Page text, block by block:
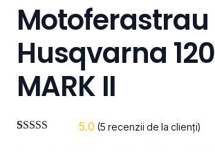
Motoferastrau
Husqvarna 120
MARK II
5.0 (5 recenzii de la clienți)